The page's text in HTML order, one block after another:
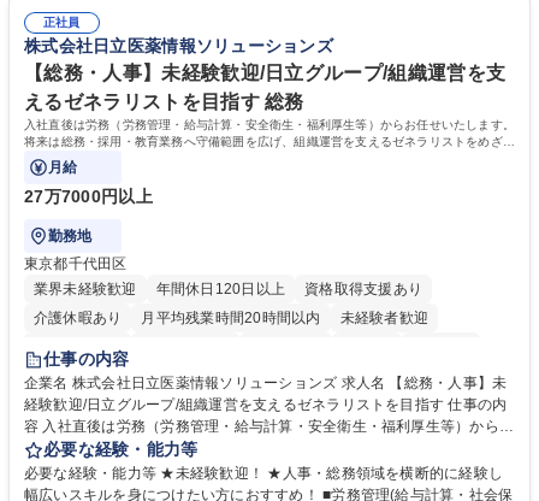
正社員
株式会社日立医薬情報ソリューションズ
【総務・人事】未経験歓迎/日立グループ/組織運営を支
えるゼネラリストを目指す 総務
入社直後は労務（労務管理・給与計算・安全衛生・福利厚生等）からお任せいたします。
将来は総務・採用・教育業務へ守備範囲を広げ、組織運営を支えるゼネラリストをめざせ
ます。
月給
27万7000円以上
勤務地
東京都千代田区
業界未経験歓迎
年間休日120日以上
資格取得支援あり
介護休暇あり
月平均残業時間20時間以内
未経験者歓迎
住宅手当あり
育休あり
完全週休2日制 交通費支給 土日祝休み 寮・社宅あり
仕事の内容
企業名 株式会社日立医薬情報ソリューションズ 求人名 【総務・人事】未
経験歓迎/日立グループ/組織運営を支えるゼネラリストを目指す 仕事の内
容 入社直後は労務（労務管理・給与計算・安全衛生・福利厚生等）からお
任せいたします。将来は総務・採用・教育業務へ守備範囲を広げ、組織運
営を支えるゼネラリストをめざせます。 ・初期業務：労働時間管理、給与
計算、社会保険対応、福利厚生管理、安全衛生、健康経営推進等をお任せ
必要な経験・能力等
必要な経験・能力等 ★未経験歓迎！ ★人事・総務領域を横断的に経験し
幅広いスキルを身につけたい方におすすめ！ ■労務管理(給与計算・社会保